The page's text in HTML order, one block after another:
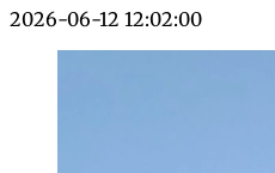
2026-06-12 12:02:00